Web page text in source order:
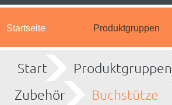
Startseite Produktgruppen
Start Produktgruppen
Zubehör
Buchstütze